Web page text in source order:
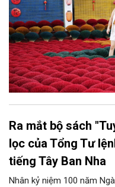
Ra mắt bộ sách
lọc của Tổng Tư
tiếng Tây Ban Nha
Nhân kỷ niệm 100 năm